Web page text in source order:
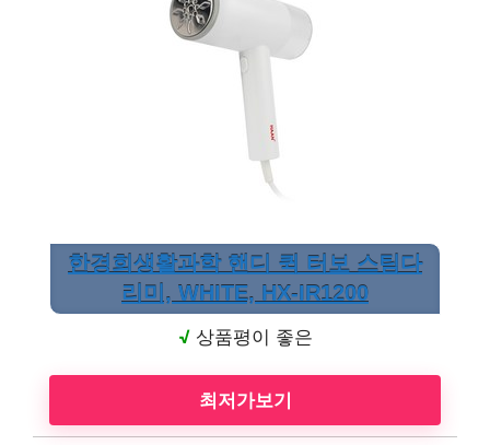
한경희생활과학 핸디 퀵 터보 스팀다
리미, WHITE, HX-IR1200
√상품평이 좋은
최저가보기